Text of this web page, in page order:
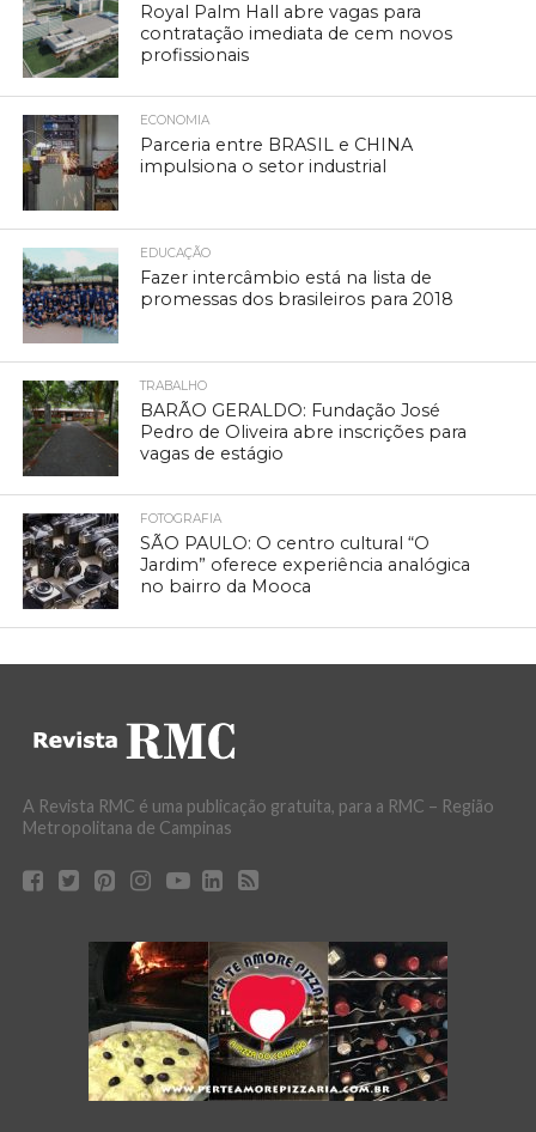
Royal Palm Hall abre vagas para
contratação imediata de cem novos
profissionais
ECONOMIA
Parceria entre BRASIL e CHINA
impulsiona o setor industrial
EDUCAÇÃO
Fazer intercâmbio está na lista de
promessas dos brasileiros para 2018
TRABALHO
BARÃO GERALDO: Fundação José
Pedro de Oliveira abre inscrições para
vagas de estágio
FOTOGRAFIA
SÃO PAULO: O centro cultural “O
Jardim” oferece experiência analógica
no bairro da Mooca
A Revista RMC é uma publicação gratuita, para a RMC – Região
Metropolitana de Campinas